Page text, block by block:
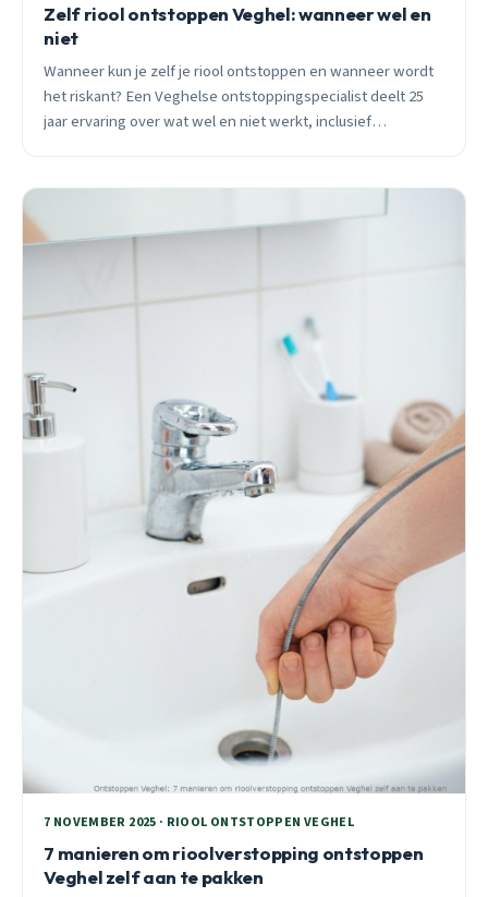
Zelf riool ontstoppen Veghel: wanneer wel en
niet
Wanneer kun je zelf je riool ontstoppen en wanneer wordt
het riskant? Een Veghelse ontstoppingspecialist deelt 25
jaar ervaring over wat wel en niet werkt, inclusief
7 NOVEMBER 2025 · RIOOL ONTSTOPPEN VEGHEL
7 manieren om rioolverstopping ontstoppen
Veghel zelf aan te pakken